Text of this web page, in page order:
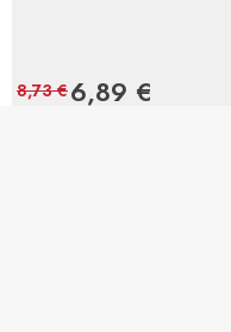
Prezzo
6,89 €
8,73 €